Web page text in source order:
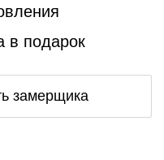
в подарок
замерщика